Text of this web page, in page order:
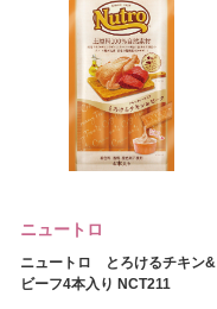
ニュートロ
ニュートロ とろけるチキン&
ビーフ4本入り NCT211